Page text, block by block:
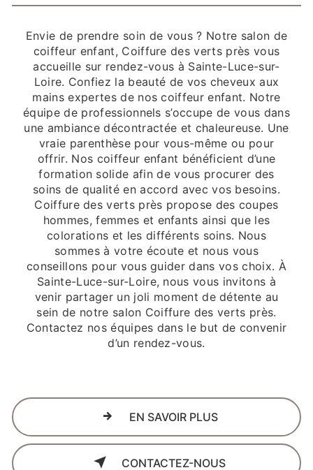
Envie de prendre soin de vous ? Notre salon de
coiffeur enfant, Coiffure des verts près vous
accueille sur rendez-vous à Sainte-Luce-sur-
Loire. Confiez la beauté de vos cheveux aux
mains expertes de nos coiffeur enfant. Notre
équipe de professionnels s’occupe de vous dans
une ambiance décontractée et chaleureuse. Une
vraie parenthèse pour vous-même ou pour
offrir. Nos coiffeur enfant bénéficient d’une
formation solide afin de vous procurer des
soins de qualité en accord avec vos besoins.
Coiffure des verts près propose des coupes
hommes, femmes et enfants ainsi que les
colorations et les différents soins. Nous
sommes à votre écoute et nous vous
conseillons pour vous guider dans vos choix. À
Sainte-Luce-sur-Loire, nous vous invitons à
venir partager un joli moment de détente au
sein de notre salon Coiffure des verts près.
Contactez nos équipes dans le but de convenir
d’un rendez-vous.
EN SAVOIR PLUS
CONTACTEZ-NOUS